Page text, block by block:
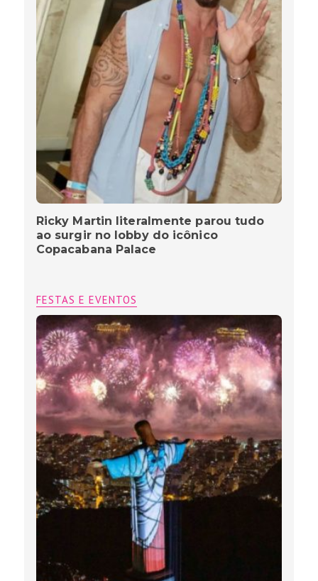
Ricky Martin literalmente parou tudo
ao surgir no lobby do icônico
Copacabana Palace
FESTAS E EVENTOS